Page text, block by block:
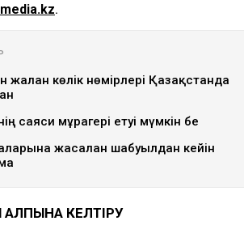
.
жалған көлік нөмірлері Қазақстанда
саяси мұрагері етуі мүмкін бе
жасалған шабуылдан кейін
КЕЛТІРУ